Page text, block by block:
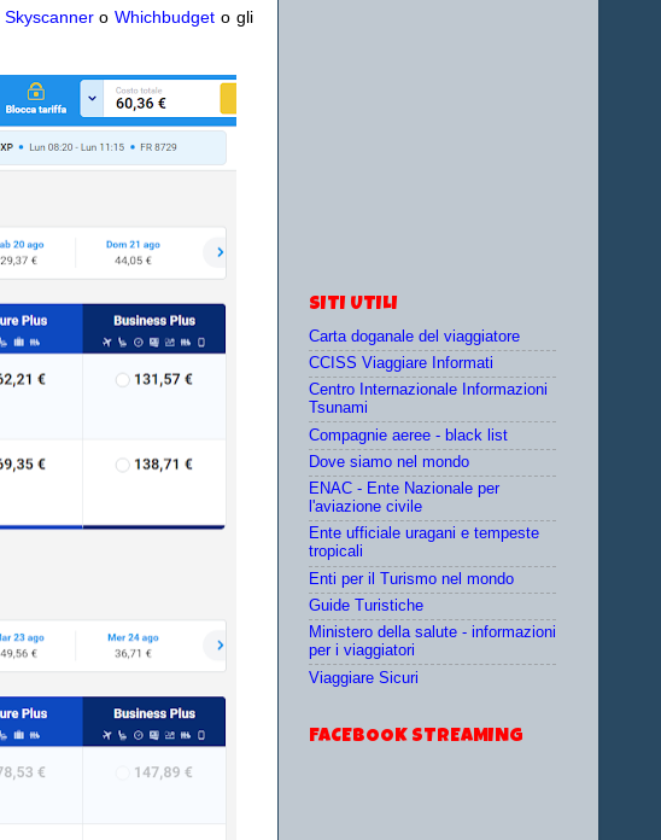
SkyscanneroWhichbudget o gli
SITI UTILI
Carta doganale del viaggiatore
CCISS Viaggiare Informati
Centro Internazionale Informazioni
Tsunami
Compagnie aeree - black list
Dove siamo nel mondo
ENAC - Ente Nazionale per
l'aviazione civile
Ente ufficiale uragani e tempeste
tropicali
Enti per il Turismo nel mondo
Guide Turistiche
Ministero della salute - informazioni
per i viaggiatori
Viaggiare Sicuri
FACEBOOK STREAMING